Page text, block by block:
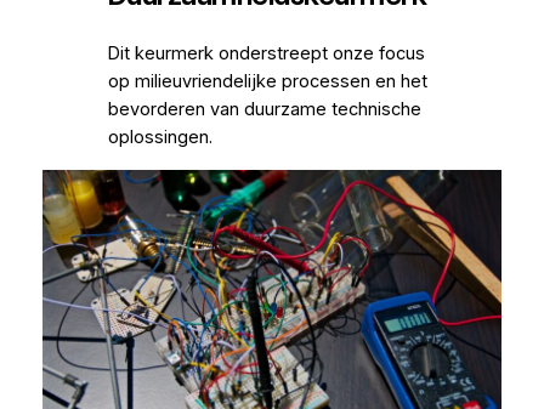
Dit keurmerk onderstreept onze focus
op milieuvriendelijke processen en het
bevorderen van duurzame technische
oplossingen.